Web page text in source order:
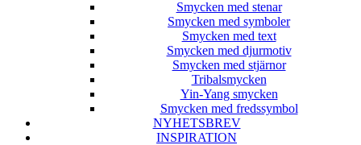
Smycken med stenar
Smycken med symboler
Smycken med text
Smycken med djurmotiv
Smycken med stjärnor
Tribalsmycken
Yin-Yang smycken
Smycken med fredssymbol
NYHETSBREV
INSPIRATION